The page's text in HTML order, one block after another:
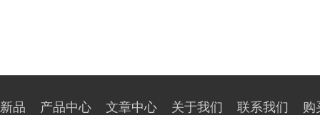
新品 产品中心 文章中心 关于我们 联系我们
购